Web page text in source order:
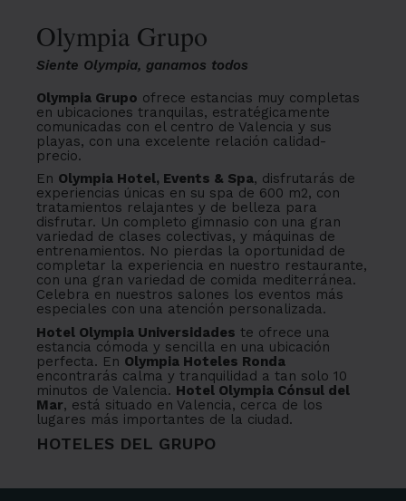
Olympia Grupo
Siente Olympia, ganamos todos
Olympia Grupo ofrece estancias muy completas
en ubicaciones tranquilas, estratégicamente
comunicadas con el centro de Valencia y sus
playas, con una excelente relación calidad-
precio.
En Olympia Hotel, Events & Spa, disfrutarás de
experiencias únicas en su spa de 600 m2, con
tratamientos relajantes y de belleza para
disfrutar. Un completo gimnasio con una gran
variedad de clases colectivas, y máquinas de
entrenamientos. No pierdas la oportunidad de
completar la experiencia en nuestro restaurante,
con una gran variedad de comida mediterránea.
Celebra en nuestros salones los eventos más
especiales con una atención personalizada.
Hotel Olympia Universidades te ofrece una
estancia cómoda y sencilla en una ubicación
perfecta. En Olympia Hoteles Ronda
encontrarás calma y tranquilidad a tan solo 10
minutos de Valencia. Hotel Olympia Cónsul del
Mar, está situado en Valencia, cerca de los
lugares más importantes de la ciudad.
HOTELES DEL GRUPO